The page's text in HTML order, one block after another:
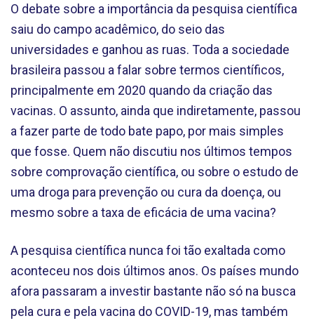
O debate sobre a importância da pesquisa científica
saiu do campo acadêmico, do seio das
universidades e ganhou as ruas. Toda a sociedade
brasileira passou a falar sobre termos científicos,
principalmente em 2020 quando da criação das
vacinas. O assunto, ainda que indiretamente, passou
a fazer parte de todo bate papo, por mais simples
que fosse. Quem não discutiu nos últimos tempos
sobre comprovação científica, ou sobre o estudo de
uma droga para prevenção ou cura da doença, ou
mesmo sobre a taxa de eficácia de uma vacina?
A pesquisa científica nunca foi tão exaltada como
aconteceu nos dois últimos anos. Os países mundo
afora passaram a investir bastante não só na busca
pela cura e pela vacina do COVID-19, mas também